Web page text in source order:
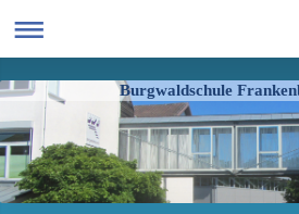
Burgwaldschule